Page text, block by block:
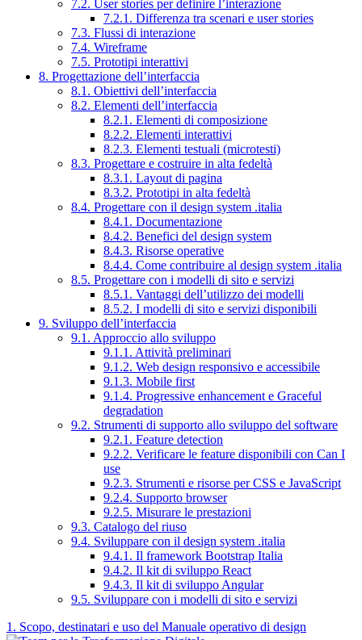
7.2. User stories per definire l’interazione
7.2.1. Differenza tra scenari e user stories
7.3. Flussi di interazione
7.4. Wireframe
7.5. Prototipi interattivi
8. Progettazione dell’interfaccia
8.1. Obiettivi dell’interfaccia
8.2. Elementi dell’interfaccia
8.2.1. Elementi di composizione
8.2.2. Elementi interattivi
8.2.3. Elementi testuali (microtesti)
8.3. Progettare e costruire in alta fedeltà
8.3.1. Layout di pagina
8.3.2. Prototipi in alta fedeltà
8.4. Progettare con il design system .italia
8.4.1. Documentazione
8.4.2. Benefici del design system
8.4.3. Risorse operative
8.4.4. Come contribuire al design system .italia
8.5. Progettare con i modelli di sito e servizi
8.5.1. Vantaggi dell’utilizzo dei modelli
8.5.2. I modelli di sito e servizi disponibili
9. Sviluppo dell’interfaccia
9.1. Approccio allo sviluppo
9.1.1. Attività preliminari
9.1.2. Web design responsivo e accessibile
9.1.3. Mobile first
9.1.4. Progressive enhancement e Graceful
degradation
9.2. Strumenti di supporto allo sviluppo del software
9.2.1. Feature detection
9.2.2. Verificare le feature disponibili con Can I
use
9.2.3. Strumenti e risorse per CSS e JavaScript
9.2.4. Supporto browser
9.2.5. Misurare le prestazioni
9.3. Catalogo del riuso
9.4. Sviluppare con il design system .italia
9.4.1. Il framework Bootstrap Italia
9.4.2. Il kit di sviluppo React
9.4.3. Il kit di sviluppo Angular
9.5. Sviluppare con i modelli di sito e servizi
1. Scopo, destinatari e uso del Manuale operativo di design